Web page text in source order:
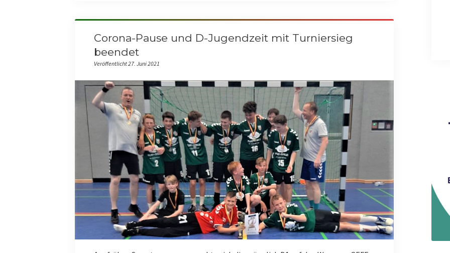
Corona-Pause und D-Jugendzeit mit Turniersieg
beendet
Veröffentlicht 27. Juni 2021